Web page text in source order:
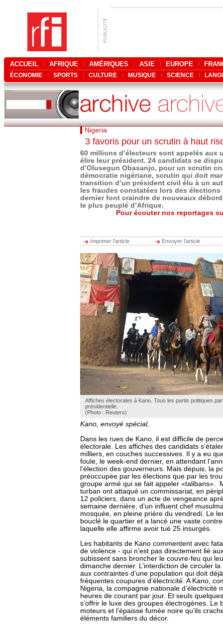
ACCUEIL AFRIQUE AMÉRIQUES ASIE EUROPE
ÉCONOMIE SPORTS CULTURE MUSIQUE SCIENCE
Nigeria
3 favoris pour un scrutin à haut
60 millions d’électeurs sont appelés aux
élire leur président. 24 candidats se
d’Olusegun Obasanjo, pour un scrutin
démocratie nigériane, scrutin qui doit
transition d’un président civil élu à un
les fraudes constatées lors des
dernier font craindre de nouveaux
le plus peuplé d’Afrique.
Pour écouter nos reportages
Imprimer l'article Envoyer l'article
Affiches électorales à Kano. Tous les partis politiques
présidentielle.
(Photo : Reuters)
Kano, envoyé spécial,
Dans les rues de Kano, il est difficile de
électorale. Les affiches des candidats
milliers, en couches successives. Il y a eu
foule, le week-end dernier, en attendant
l’élection des gouverneurs. Mais depuis, la
préoccupée par les élections que par les
groupe armé qui se fait appeler «talibans».
turban ont attaqué un commissariat, en
12 policiers, dans un acte de vengeance
semaine dernière, d’un influent chef
mosquée, en pleine prière du vendredi. Le
bouclé le quartier et a lancé une vaste
laquelle elle affirme avoir tué 25 insurgés.
Les habitants de Kano commentent avec
de violence - qui n’est pas directement lié
subissent sans broncher le couvre-feu qui
dimanche dernier. L’interdiction de circuler la
aux contraintes d’une population qui doit
fréquentes coupures d’électricité. A Kano,
Nigeria, la compagnie nationale d’électricité
heures de courant par jour. Et seuls
s’offrir le luxe des groupes électrogènes. Le
moteurs et l’épaisse fumée noire qu’ils
éléments familiers du décor.